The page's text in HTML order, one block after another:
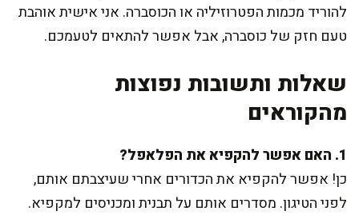
להוריד מכמות הפטרוזיליה או הכוסברה. אני אישית אוהבת
טעם חזק של כוסברה, אבל אפשר להתאים לטעמכם.
שאלות ותשובות נפוצות
מהקוראים
1. האם אפשר להקפיא את הפלאפל?
כן! אפשר להקפיא את הכדורים אחרי שעיצבתם אותם,
לפני הטיגון. מסדרים אותם על תבנית ומכניסים למקפיא.